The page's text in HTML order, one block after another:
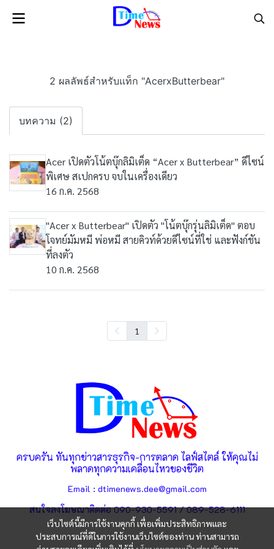
2 ผลลัพธ์สำหรับแท็ก "AcerxButterbear"
บทความ (2)
Acer เปิดตัวโน้ตบุ๊กลิมิเต็ด “Acer x Butterbear” ดีไซน์
พิเศษ สเปกครบ จบในเครื่องเดียว
16 ก.ค. 2568
"Acer x Butterbear" เปิดตัว "โน้ตบุ๊กรุ่นลิมิเต็ด" ตอบ
โจทย์มัมหมี พ่อหมี สายคิวท์ด้วยดีไซน์ที่ใช่ และฟังก์ชัน
ที่ลงตัว
10 ก.ค. 2568
1
เว็บไซต์นี้มีการใช้งานคุกกี้ เพื่อเพิ่มประสิทธิภาพและ
ประสบการณ์ที่ดีในการใช้งานเว็บไซต์ของท่าน ท่านสามารถ
ครบครัน ทันทุกข่าวสารธุรกิจ-การตลาด ไลฟ์สไตล์ ให้คุณไม่
พลาดทุกความเคลื่อนไหวของชีวิต
Email : dtimenews.dee@gmail.com
สนใจลงโฆษณาติดต่อ 090-930-5591 / 089-528-6111